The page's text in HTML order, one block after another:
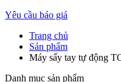
Yêu cầu báo giá
Trang chủ
Sản phẩm
Máy sấy tay tự động
Danh mục sản phẩm